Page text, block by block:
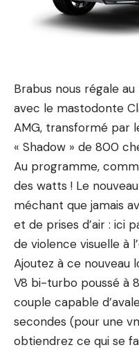
Brabus nous régale
avec le mastodonte
AMG, transformé par
« Shadow » de 800
Au programme,
des watts ! Le
méchant que jamais
et de prises d’air : ici
de violence visuelle à
Ajoutez à ce nouveau
V8 bi-turbo poussé à
couple capable
secondes (pour une
obtiendrez ce qui se